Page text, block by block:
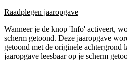
Raadplegen jaaropgave
Wanneer je de knop 'Info' activeert,
scherm getoond. Deze jaaropgave
getoond met de originele
jaaropgave leesbaar op je scherm